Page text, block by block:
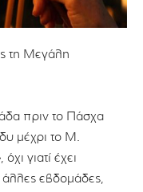
τη Μεγάλη
πριν το Πάσχα
μέχρι το Μ.
, όχι γιατί έχει
εβδομάδες,